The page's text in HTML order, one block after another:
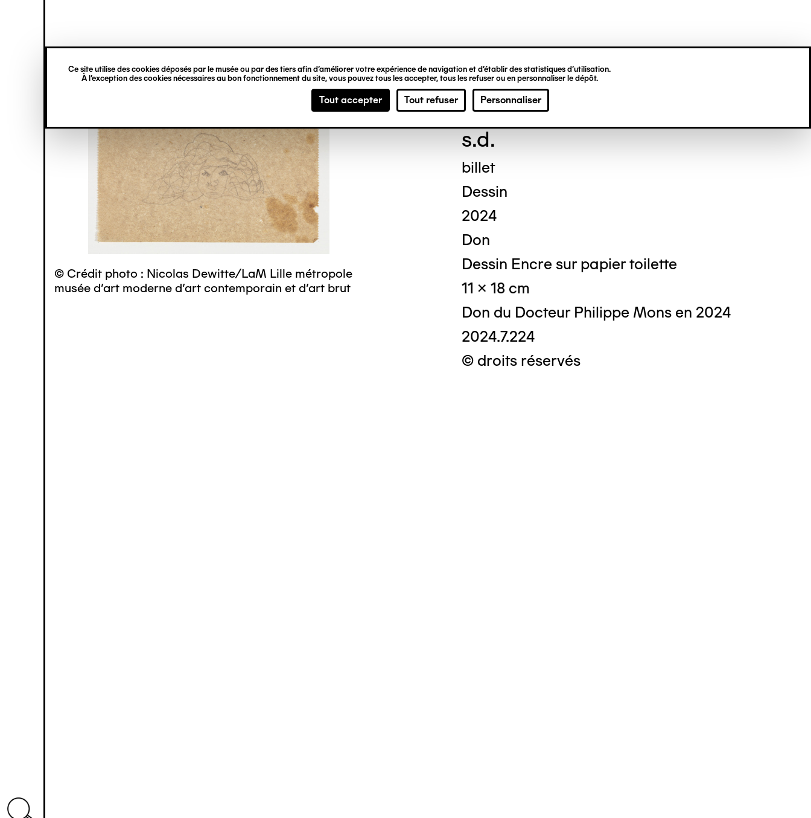
Ce site utilise des cookies déposés par le musée ou par des tiers afin d’améliorer votre expérience de navigation et d’établir des statistiques d’utilisation.
À l’exception des cookies nécessaires au bon fonctionnement du site, vous pouvez tous les accepter, tous les refuser ou en personnaliser le dépôt.
Tout accepter Tout refuser Personnaliser
principal
verticale
© Crédit photo : Nicolas Dewitte/LaM Lille métropole
musée d’art moderne d’art contemporain et d’art brut
Georgine HU
s.d.
billet
Dessin
2024
Don
Dessin Encre sur papier toilette
11 x 18 cm
Don du Docteur Philippe Mons en 2024
2024.7.224
© droits réservés